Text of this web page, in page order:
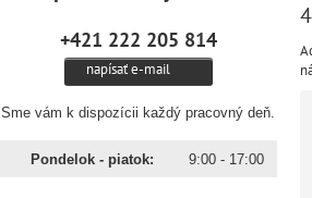
+421 222 205 814
napísať e-mail
Sme vám k dispozícii každý pracovný deň.
Pondelok - piatok: 9:00 - 17:00